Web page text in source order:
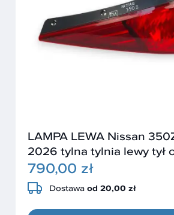
LAMPA LEWA Nissan
2026 tylna tylnia lewy tył
790,00 zł
Dostawa od 20,00 zł